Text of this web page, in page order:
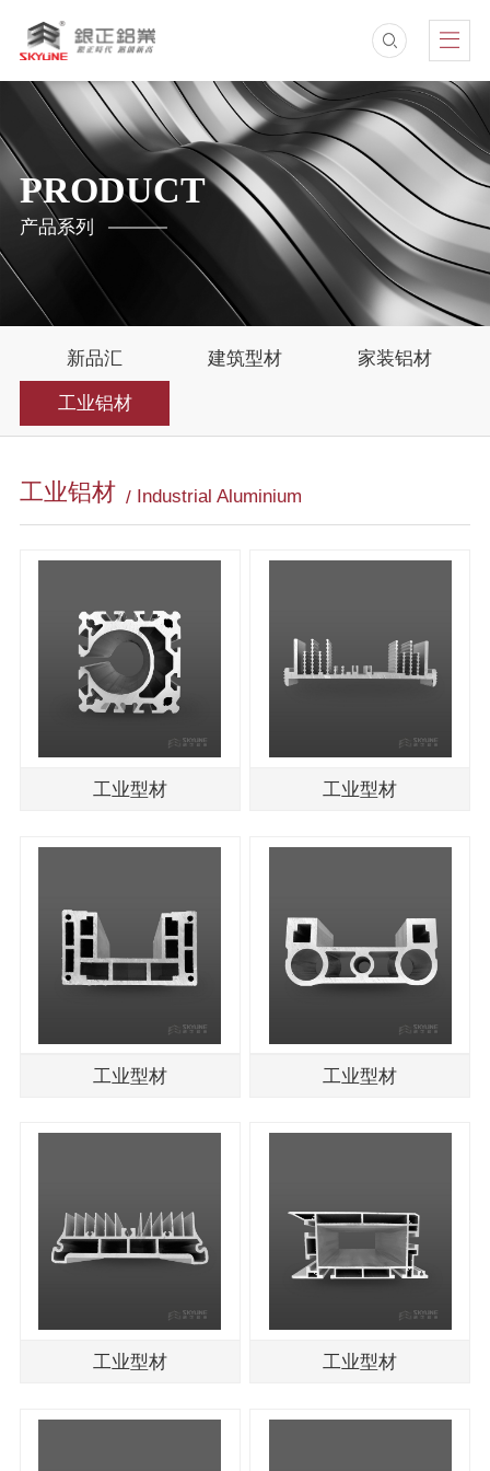
PRODUCT
产品系列
新品汇 建筑型材 家装铝材
工业铝材
工业铝材 Industrial Aluminium
工业型材 工业型材
工业型材 工业型材
工业型材 工业型材